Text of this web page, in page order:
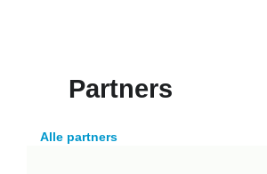
Partners
Alle partners